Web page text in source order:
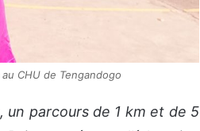
CHU de Tengandogo
un parcours de 1 km et de 5